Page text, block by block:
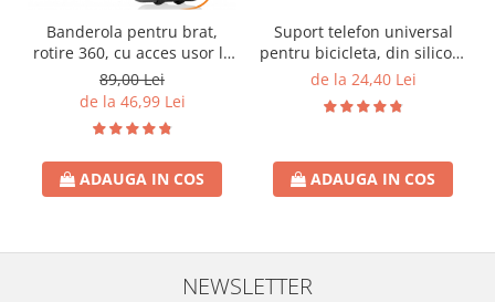
Banderola pentru brat,
rotire 360, cu acces usor la
ecran, pentru alergare,
fiteness, sala, bicicleta,
drumetii
89,00 Lei
de la 46,99 Lei
ADAUGA IN COS
Suport telefon universal
pentru bicicleta, din silicon,
rotativ 360⁰, montaj pe
bicicleta, carut, trotineta,
de la 24,40 Lei
ADAUGA IN COS
NEWSLETTER